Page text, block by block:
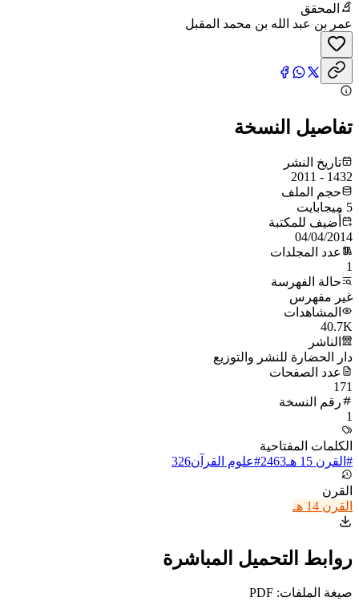
المحقق
عمر بن عبد الله بن محمد المقبل
تفاصيل النسخة
تاريخ النشر
1432 - 2011
حجم الملف
5 ميجابايت
أُضيف للمكتبة
04/04/2014
عدد المجلدات
1
حالة الفهرسة
غير مفهرس
المشاهدات
40.7K
الناشر
دار الحضارة للنشر والتوزيع
عدد الصفحات
171
رقم النسخة
1
الكلمات المفتاحية
# القرن 15 هـ 2463
#علوم القرآن326
القرن
القرن 14 هـ
روابط التحميل المباشرة
صيغة الملفات: PDF